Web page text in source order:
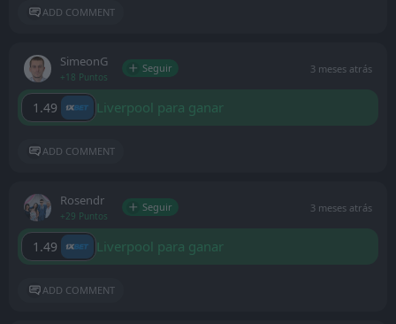
ADD COMMENT
SimeonG
+18 Puntos
Seguir 3 meses atrás
1.49 Liverpool para ganar
ADD COMMENT
Rosendr
+29 Puntos
Seguir 3 meses atrás
1.49 Liverpool para ganar
ADD COMMENT